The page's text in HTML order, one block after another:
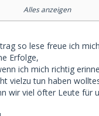
drei Rassen
124 Bewertungen
nicht zu Ende und
mit
sind insgesamt 7 V-
gelb
blau
Alles anzeigen
so lese freue ich
Erfolge,
ich mich richtig
vielzu tun haben
wir viel öfter Leute für